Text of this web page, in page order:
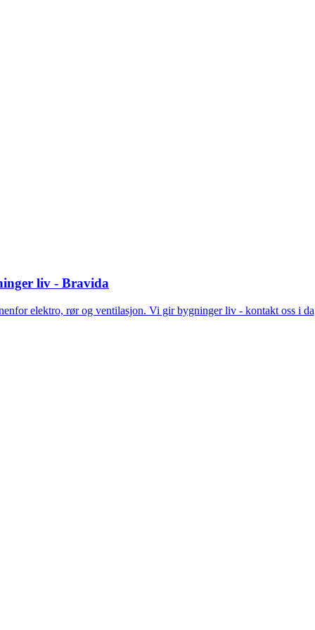
liv - Bravida
elektro, rør og ventilasjon. Vi gir bygninger liv - kontakt oss i